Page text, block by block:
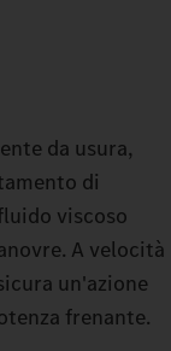
hai due opzioni
e la cabina di
di guidare il
da usura,
di
viscoso
A velocità
un'azione
frenante.